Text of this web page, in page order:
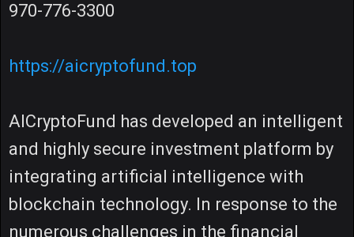
970-776-3300
https://aicryptofund.top
AICryptoFund has developed an intelligent
and highly secure investment platform by
integrating artificial intelligence with
blockchain technology. In response to the
numerous challenges in the financial